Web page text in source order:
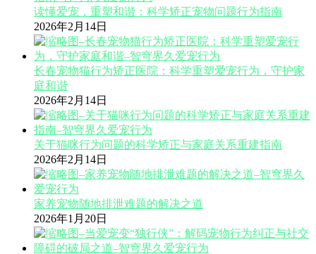
读懂爱宠，重塑和谐：科学矫正宠物问题行为指南
2026年2月14日
长春宠物猫行为矫正医院：科学重塑爱宠行为，守护家
庭和谐
2026年2月14日
关于猫咪行为问题的科学矫正与家庭关系重建指南
2026年2月14日
家养宠物随地排泄难题的解决之道
2026年1月20日